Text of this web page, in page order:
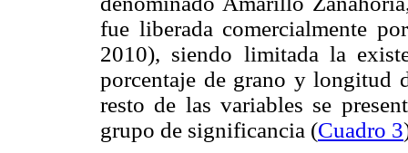
fue liberada comercialmente
2010), siendo limitada la
porcentaje de grano y longitud
resto de las variables se
grupo de significancia (Cuadro 3